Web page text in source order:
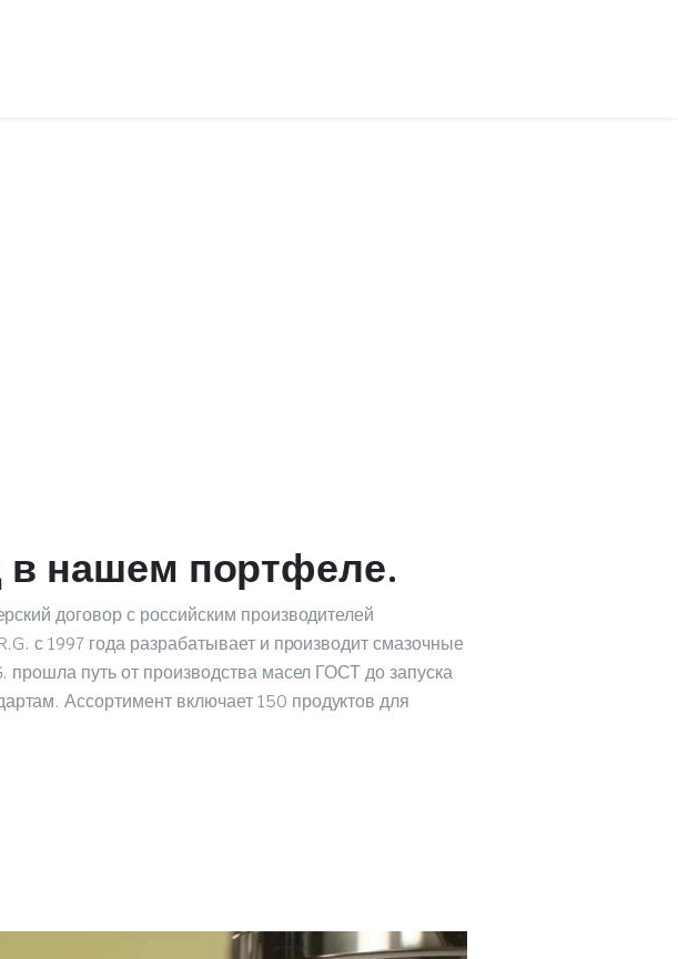
нашем портфеле.
договор с российским производителей
с 1997 года разрабатывает и производит смазочные
путь от производства масел ГОСТ до запуска
Ассортимент включает 150 продуктов для